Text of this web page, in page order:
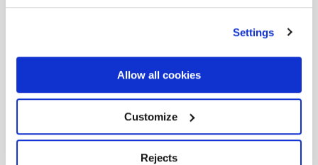
Settings
Allow all cookies
Customize
Rejects